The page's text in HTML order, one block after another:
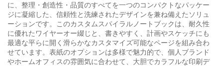
に、整理・創造性・品質のすべてを一つのコンパクトなパッケー
ジに凝縮した、信頼性と洗練されたデザインを兼ね備えたソリュ
ーションです。このカスタムスパイラルノートブックは、耐久性
に優れたワイヤーオー綴じと、書きやすく、計画やスケッチにも
最適な平らに開く滑らかなカスタマイズ可能なページを組み合わ
せています。表紙のオプションは多様で魅力的で、個人ブランド
やホームオフィスの雰囲気に合わせて、大胆でカラフルな印刷デ